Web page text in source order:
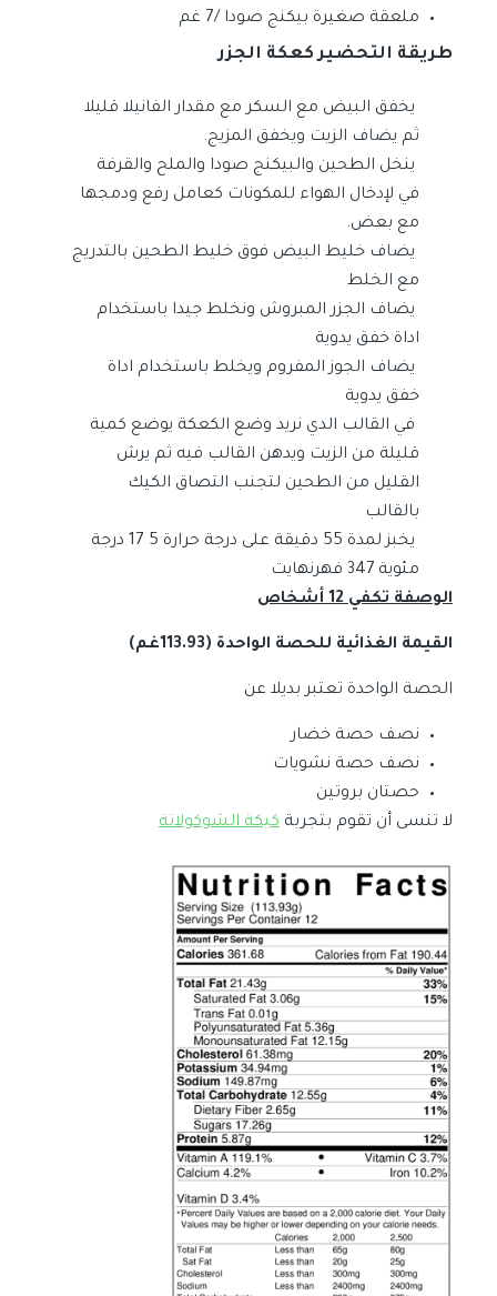
ملعقة صغيرة بيكنج صودا /7 غم
طريقة التحضير كعكة الجزر
يخفق البيض مع السكر مع مقدار الفانيلا قليلا
ثم يضاف الزيت ويخفق المزيج.
ينخل الطحين والبيكنج صودا والملح والقرفة
في لإدخال الهواء للمكونات كعامل رفع ودمجها
مع بعض.
يضاف خليط البيض فوق خليط الطحين بالتدريج
مع الخلط
يضاف الجزر المبروش ونخلط جيدا باستخدام
اداة خفق يدوية
يضاف الجوز المفروم ويخلط باستخدام اداة
خفق يدوية
في القالب الدي نريد وضع الكعكة يوضع كمية
قليلة من الزيت ويدهن القالب فيه ثم يرش
القليل من الطحين لتجنب التصاق الكيك
بالقالب
يخبز لمدة 55 دقيقة على درجة حرارة 5 17 درجة
مئوية 347 فهرنهايت
الوصفة تكفي 12 أشخاص
القيمة الغذائية للحصة الواحدة (113.93غم)
الحصة الواحدة تعتبر بديلا عن
نصف حصة خضار
نصف حصة نشويات
حصتان بروتين
لا تنسى أن تقوم بتجربة كيكة الشوكولاتة